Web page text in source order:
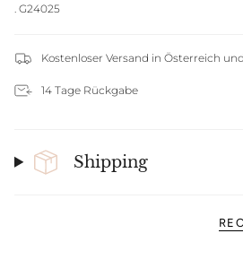
. G24025
Kostenloser Versand in Österreich
14 Tage Rückgabe
Shipping